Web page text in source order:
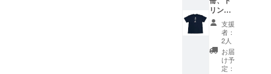
方法：
「喜ぐ
ち」ご
来店時
にドリ
ンク1杯
（お店
リンク
券3枚、
Tシャツ
1枚、グ
ラス4個
・書籍
四六判
支援
者：
2人
お届
け予
定：